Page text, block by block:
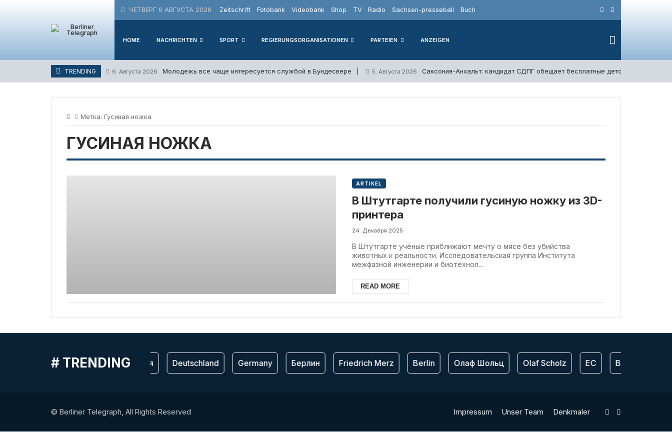
ЧЕТВЕРГ 6 АВГУСТА 2026 Zeitschrift Fotobank Videobank Shop TV Radio Sachsen-presseball Buch
HOME NACHRICHTEN SPORT REGIERUNGSORGANISATIONEN PARTEIEN ANZEIGEN
TRENDING 6. Августа 2026 Молодежь все чаще интересуется службой в Бундесвере 5. Августа 2026 Саксония-Анхальт: кандидат СДПГ обещает бесплатные детсады и новую
Метка: Гусиная ножка
ГУСИНАЯ НОЖКА
ARTIKEL
В Штутгарте получили гусиную ножку из 3D-
принтера
24. Декабря 2025
В Штутгарте учёные приближают мечту о мясе без убийства
животных к реальности. Исследовательская группа Института
межфазной инженерии и биотехнол...
READ MORE
# TRENDINGГермания Deutschland Germany Берлин Friedrich Merz Berlin Олаф Шольц Olaf Scholz ЕС Bundeswehr
© Berliner Telegraph, All Rights Reserved Impressum Unser Team Denkmaler